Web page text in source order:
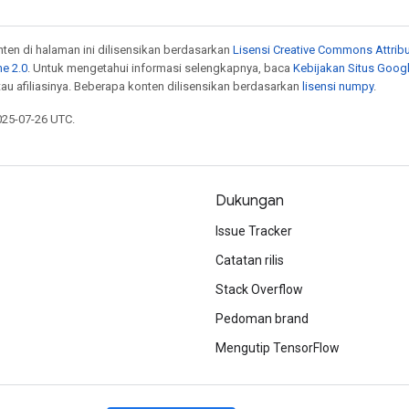
di halaman ini dilisensikan berdasarkan Lisensi Creative Commons
2.0 . Untuk mengetahui informasi selengkapnya, baca Kebijakan Situs
afiliasinya. Beberapa konten dilisensikan berdasarkan lisensi numpy.
07-26 UTC.
Dukungan
Issue Tracker
Catatan rilis
Stack Overflow
Pedoman brand
Mengutip TensorFlow